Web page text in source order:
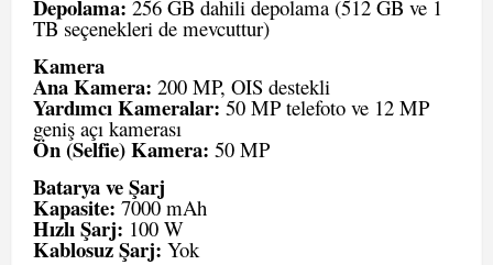
Depolama: 256 GB dahili depolama (512 GB ve 1
TB seçenekleri de mevcuttur)
Kamera
Ana Kamera: 200 MP, OIS destekli
Yardımcı Kameralar:50 MP telefoto ve 12 MP
geniş açı kamerası
Ön (Selfie) Kamera: 50 MP
Batarya ve Şarj
Kapasite: 7000 mAh
Hızlı Şarj: 100 W
Kablosuz Şarj: Yok